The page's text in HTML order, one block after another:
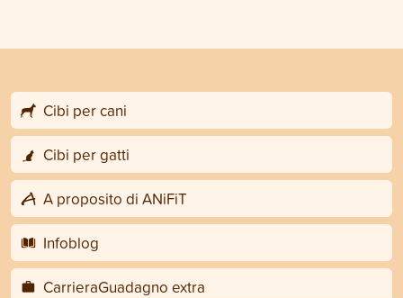
Cibi per cani
Cibi per gatti
A proposito di ANiFiT
Infoblog
CarrieraGuadagno extra